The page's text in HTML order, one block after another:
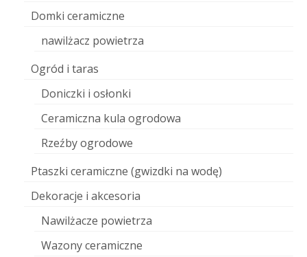
Domki ceramiczne
nawilżacz powietrza
Ogród i taras
Doniczki i osłonki
Ceramiczna kula ogrodowa
Rzeźby ogrodowe
Ptaszki ceramiczne (gwizdki na wodę)
Dekoracje i akcesoria
Nawilżacze powietrza
Wazony ceramiczne